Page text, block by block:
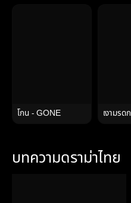
โกน - GONE เงามรดก
บทความดราม่าไทย